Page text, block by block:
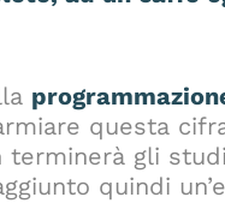
questa
terminerà gli
quindi